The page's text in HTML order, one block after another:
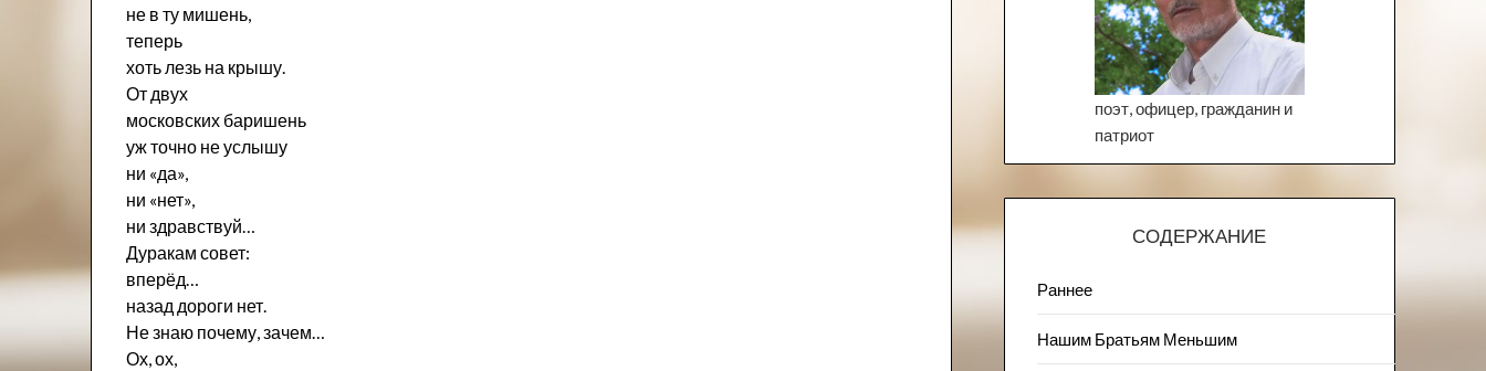
не в ту мишень,
теперь
хоть лезь на крышу.
От двух
московских баришень
уж точно не услышу
ни «да»,
ни «нет»,
ни здравствуй…
Дуракам совет:
вперёд…
назад дороги нет.
Не знаю почему, зачем…
Ох, ох,
поэт, офицер, гражданин и
патриот
СОДЕРЖАНИЕ
Раннее
Нашим Братьям Меньшим